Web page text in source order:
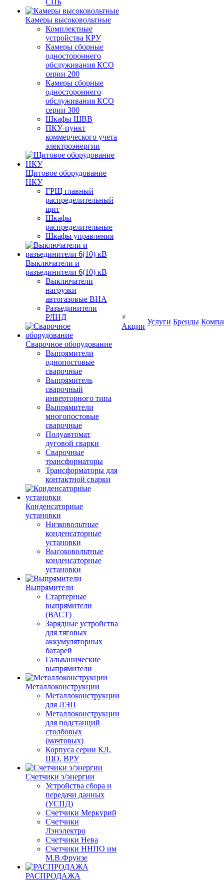
СПБ
Камеры высоковольтные
Комплектные
устройства КРУ
Камеры сборные
одностороннего
обслуживания КСО
серии 200
Камеры сборные
одностороннего
обслуживания КСО
серии 300
Шкафы ШВВ
ПКУ-пункт
коммерческого учета
электроэнергии
Щитовое оборудование
НКУ
ГРЩ главный
распределительный
щит
Шкафы
распределительные
Шкафы управления
Выключатели и
разъединители 6(10) кВ
Выключатели
нагрузки
автогазовые ВНА
Разъединители
РЛНД
Сварочное оборудование
Выпрямители
однопостовые
сварочные
Выпрямитель
сварочный
инверторного типа
Выпрямители
многопостовые
сварочные
Полуавтомат
дуговой сварки
Сварочные
трансформаторы
Трансформаторы для
контактной сварки
Конденсаторные
установки
Низковольтные
конденсаторные
установки
Высоковольтные
конденсаторные
установки
Выпрямители
Стартерные
выпрямители
(ВАСТ)
Зарядные устройства
для тяговых
аккумуляторных
батарей
Гальванические
выпрямители
Металлоконструкции
Металлоконструкции
для ЛЭП
Металлоконструкции
для подстанций
столбовых
(мачтовых)
Корпуса серии КЛ,
ЩО, ВРУ
Счетчики э/энергии
Устройства сбора и
передачи данных
(УСПД)
Счетчики Меркурий
Счетчики
Лэнэлектро
Счетчики Нева
Счетчики ННПО им
М.В.Фрунзе
РАСПРОДАЖА
Акции
Услуги Бренды